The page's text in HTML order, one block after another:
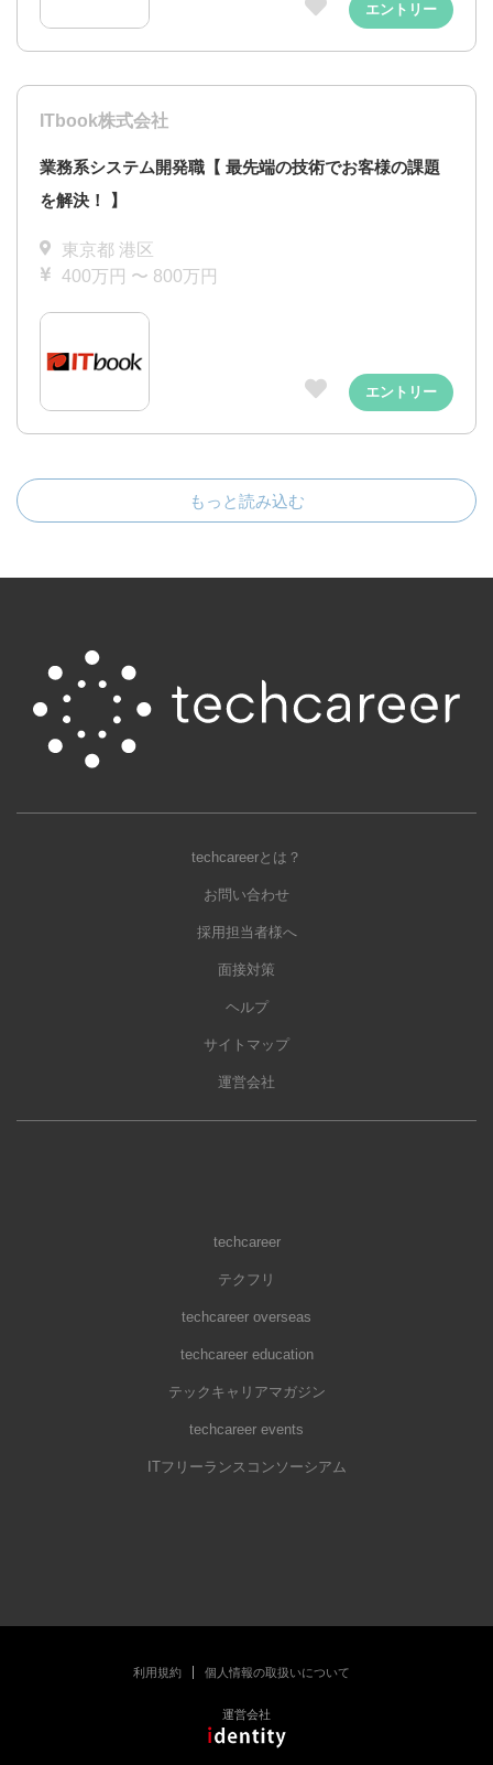
エントリー
ITbook株式会社
業務系システム開発職【 最先端の技術でお客様の課題
を解決！ 】
東京都 港区
400万円 〜 800万円
エントリー
もっと読み込む
techcareerとは？
お問い合わせ
採用担当者様へ
面接対策
ヘルプ
サイトマップ
運営会社
techcareer
テクフリ
techcareer overseas
techcareer education
テックキャリアマガジン
techcareer events
ITフリーランスコンソーシアム
利用規約 個人情報の取扱いについて
運営会社